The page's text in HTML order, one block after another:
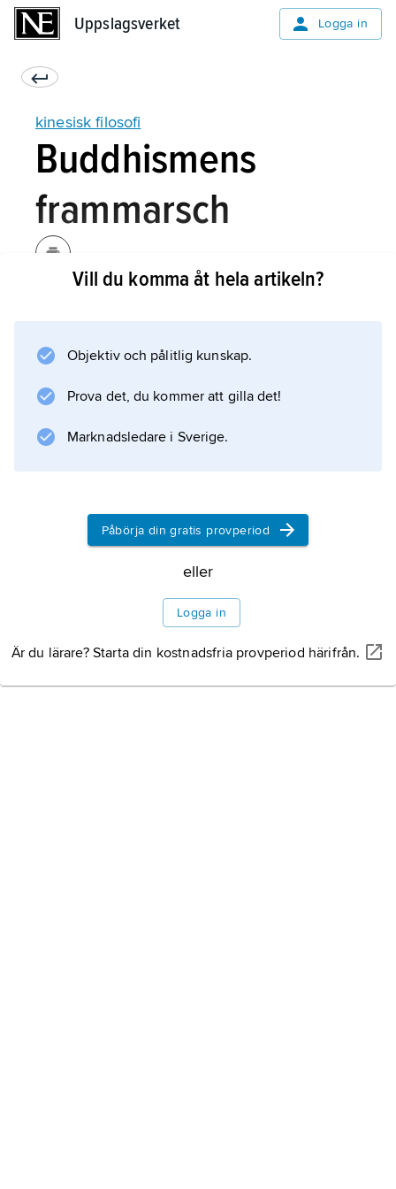
Uppslagsverket Logga in
kinesisk filosofi
Buddhismens
frammarsch
buddhistiska filosofin, vars framgångar nu
började. Tidigare hade det främst rört sig om
ett ganska långsamt inflöde i form av religiös
vishetslitteraturen, varvid den daoistiska
Vill du komma åt hela artikeln?
Objektiv och pålitlig kunskap.
Prova det, du kommer att gilla det!
Marknadsledare i Sverige.
Påbörja din gratis provperiod
eller
Logga in
Är du lärare? Starta din kostnadsfria provperiod härifrån.